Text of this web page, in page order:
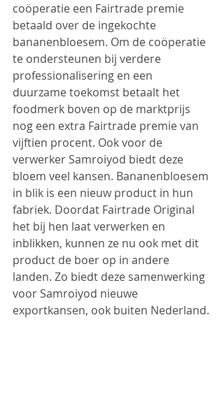
coöperatie een Fairtrade premie
betaald over de ingekochte
bananenbloesem. Om de coöperatie
te ondersteunen bij verdere
professionalisering en een
duurzame toekomst betaalt het
foodmerk boven op de marktprijs
nog een extra Fairtrade premie van
vijftien procent. Ook voor de
verwerker Samroiyod biedt deze
bloem veel kansen. Bananenbloesem
in blik is een nieuw product in hun
fabriek. Doordat Fairtrade Original
het bij hen laat verwerken en
inblikken, kunnen ze nu ook met dit
product de boer op in andere
landen. Zo biedt deze samenwerking
voor Samroiyod nieuwe
exportkansen, ook buiten Nederland.